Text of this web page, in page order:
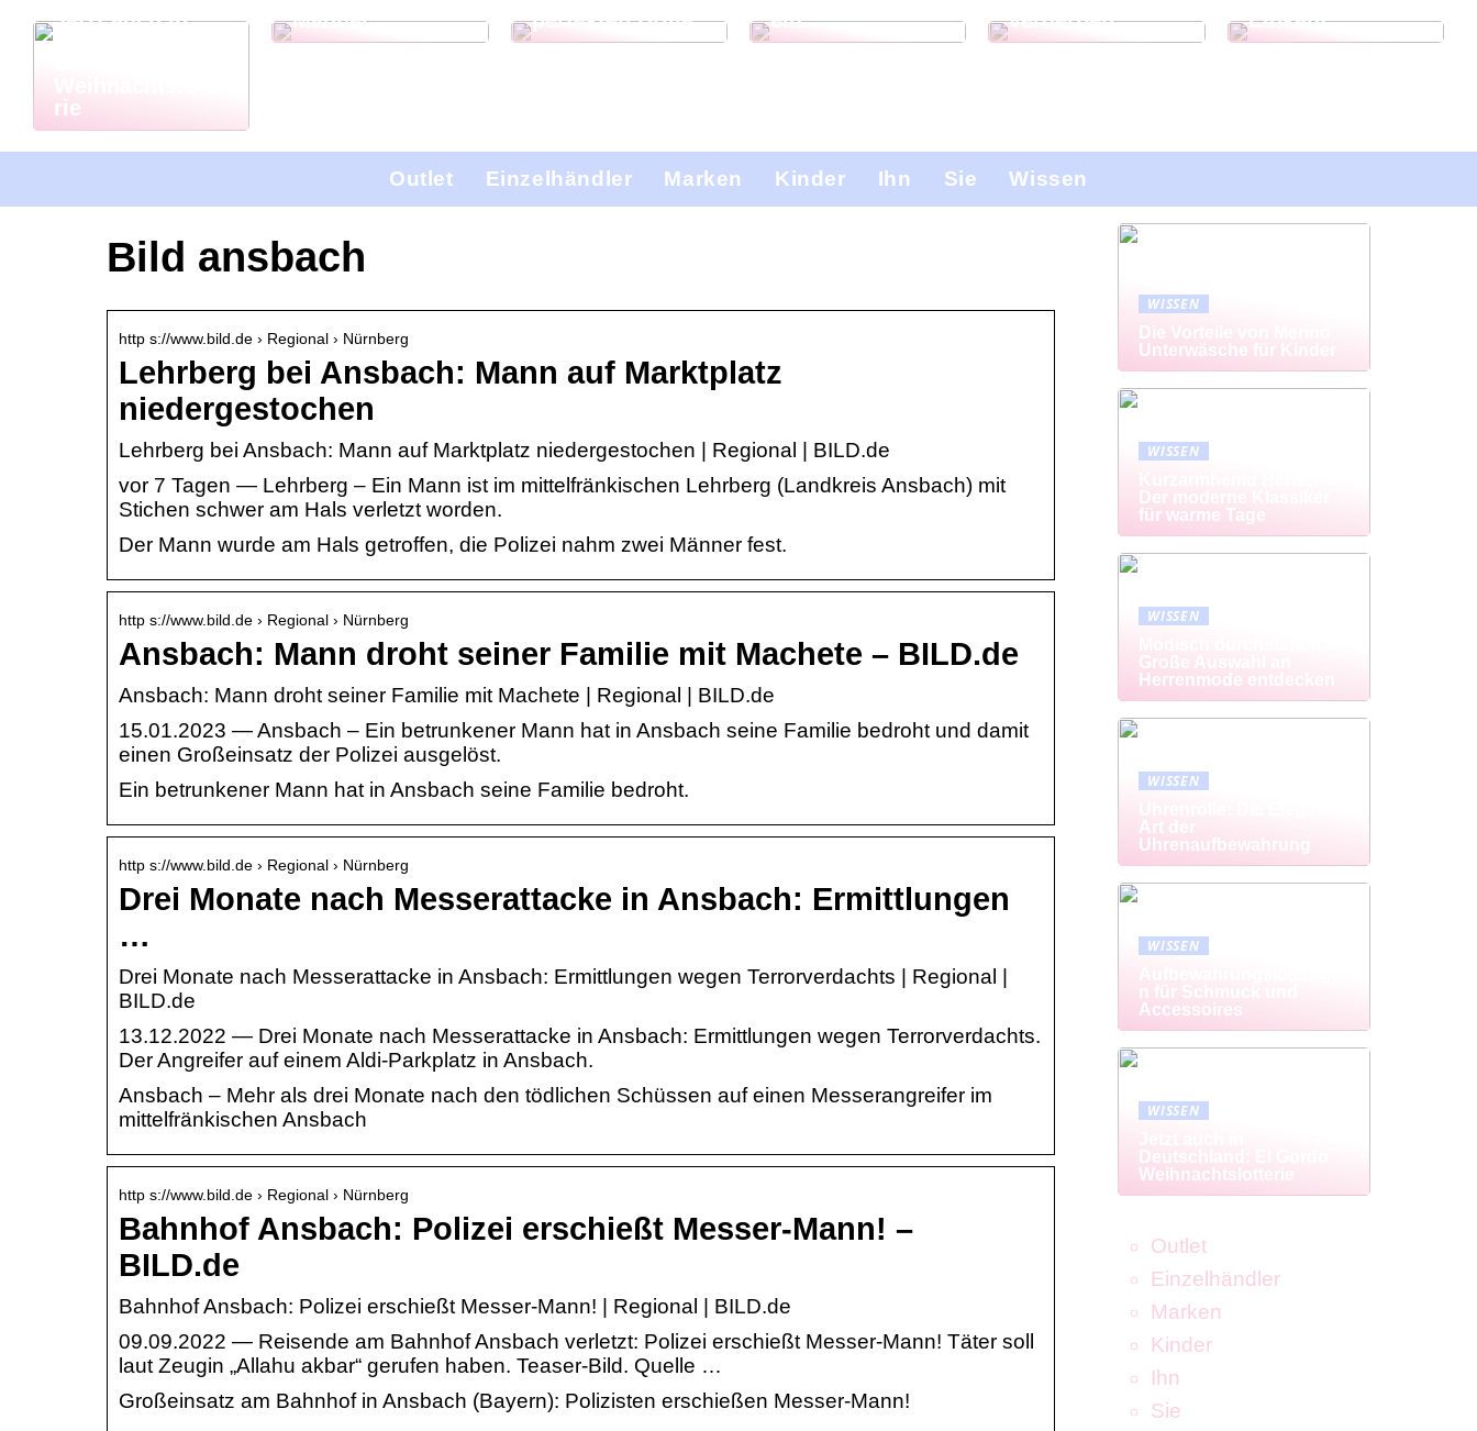
Jetzt auch in
rie
Männer
perfekten Brille
ein.
verderben
Einkauf
Outlet Einzelhändler Marken Kinder Ihn Sie Wissen
Bild ansbach
http s://www.bild.de › Regional › Nürnberg
Lehrberg bei Ansbach: Mann auf Marktplatz
niedergestochen
Lehrberg bei Ansbach: Mann auf Marktplatz niedergestochen | Regional | BILD.de
vor 7 Tagen — Lehrberg – Ein Mann ist im mittelfränkischen Lehrberg (Landkreis Ansbach) mit
Stichen schwer am Hals verletzt worden.
Der Mann wurde am Hals getroffen, die Polizei nahm zwei Männer fest.
http s://www.bild.de › Regional › Nürnberg
Ansbach: Mann droht seiner Familie mit Machete – BILD.de
Ansbach: Mann droht seiner Familie mit Machete | Regional | BILD.de
15.01.2023 — Ansbach – Ein betrunkener Mann hat in Ansbach seine Familie bedroht und damit
einen Großeinsatz der Polizei ausgelöst.
Ein betrunkener Mann hat in Ansbach seine Familie bedroht.
http s://www.bild.de › Regional › Nürnberg
Drei Monate nach Messerattacke in Ansbach: Ermittlungen
…
Drei Monate nach Messerattacke in Ansbach: Ermittlungen wegen Terrorverdachts | Regional |
BILD.de
13.12.2022 — Drei Monate nach Messerattacke in Ansbach: Ermittlungen wegen Terrorverdachts.
Der Angreifer auf einem Aldi-Parkplatz in Ansbach.
Ansbach – Mehr als drei Monate nach den tödlichen Schüssen auf einen Messerangreifer im
mittelfränkischen Ansbach
http s://www.bild.de › Regional › Nürnberg
Bahnhof Ansbach: Polizei erschießt Messer-Mann! –
BILD.de
Bahnhof Ansbach: Polizei erschießt Messer-Mann! | Regional | BILD.de
09.09.2022 — Reisende am Bahnhof Ansbach verletzt: Polizei erschießt Messer-Mann! Täter soll
laut Zeugin „Allahu akbar“ gerufen haben. Teaser-Bild. Quelle …
Großeinsatz am Bahnhof in Ansbach (Bayern): Polizisten erschießen Messer-Mann!
WISSEN
Die Vorteile von Merino
Unterwäsche für Kinder
WISSEN
Der moderne Klassiker
für warme Tage
WISSEN
Große Auswahl an
Herrenmode entdecken
WISSEN
Art der
Uhrenaufbewahrung
WISSEN
n für Schmuck und
Accessoires
WISSEN
Deutschland: El Gordo
Weihnachtslotterie
Outlet
Einzelhändler
Marken
Kinder
Ihn
Sie